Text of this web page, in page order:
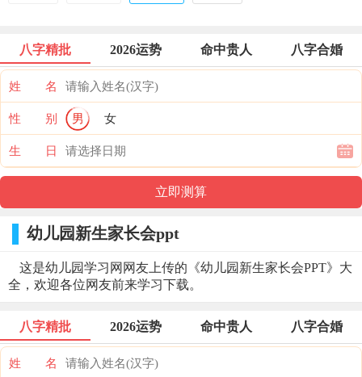
学前的环境装饰等，欢迎点击下
八字精批 2026运势 命中贵人 八字合婚
姓 名
性 别 男 女
生 日
幼儿园新生家长会ppt
这是幼儿园学习网网友上传的《幼儿园新生家长会PPT》大
全，欢迎各位网友前来学习下载。
八字精批 2026运势 命中贵人 八字合婚
姓 名